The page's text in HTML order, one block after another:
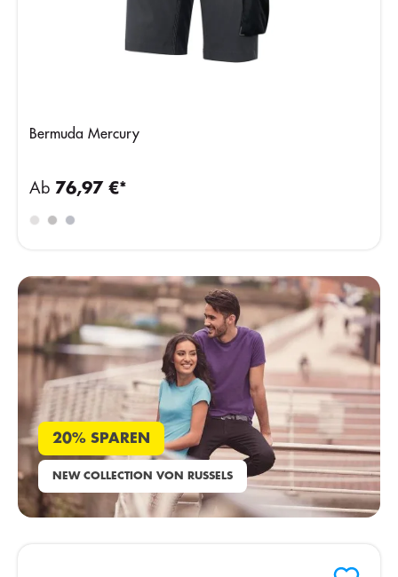
Bermuda Mercury
Ab 76,97 €*
20% SPAREN
NEW COLLECTION VON RUSSELS